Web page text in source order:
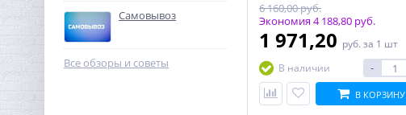
Предохранительный
клапан 1/2 x3/4 ROMMER
для систем водоснабжения
Самовывоз
Все обзоры и советы
6 160,00 руб.
Экономия 4 188,80 руб.
1 971,20 руб. за 1 шт
В наличии
-
В КОРЗИНУ